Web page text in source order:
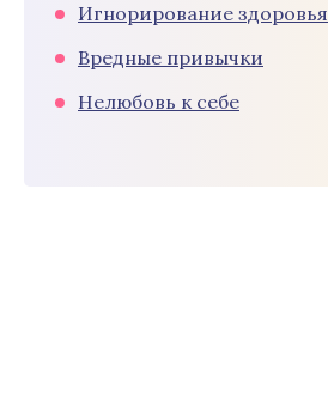
Игнорирование здоровья
Вредные привычки
Нелюбовь к себе